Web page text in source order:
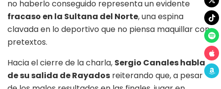
no haberlo conseguido representa un evidente
fracaso en la Sultana del Norte, una espina
clavada en lo deportivo que no piensa maquillar con
pretextos.
Hacia el cierre de la charla, Sergio Canales habla
de su salida de Rayados reiterando que, a pesar